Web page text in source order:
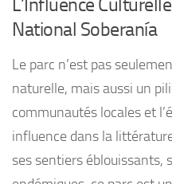
National Soberanía
Le parc n’est pas
naturelle, mais aussi un
communautés locales et
influence dans la
ses sentiers éblouissants,